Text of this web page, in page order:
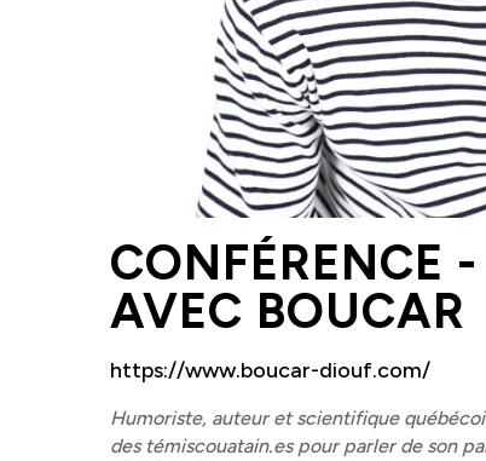
CONFÉRENCE
AVEC BOUCAR
https://www.boucar-diouf.com/
Humoriste, auteur et scientifique
des témiscouatain.es pour parler de son